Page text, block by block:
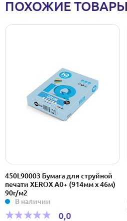
ПОХОЖИЕ ТОВАРЫ
450L90003 Бумага для струйной
печати XEROX A0+ (914мм х 46м)
90г/м2
В наличии
0,0